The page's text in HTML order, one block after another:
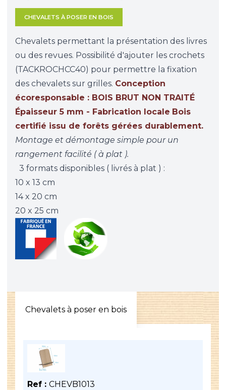
CHEVALETS À POSER EN BOIS
Chevalets permettant la présentation des livres
ou des revues. Possibilité d'ajouter les crochets
(TACKROCHCC40) pour permettre la fixation
des chevalets sur grilles. Conception
écoresponsable : BOIS BRUT NON TRAITÉ
Épaisseur 5 mm - Fabrication locale Bois
certifié issu de forêts gérées durablement.
Montage et démontage simple pour un
rangement facilité ( à plat ).
3 formats disponibles ( livrés à plat ) :
10 x 13 cm
14 x 20 cm
20 x 25 cm
Chevalets à poser en bois
Ref : CHEVB1013